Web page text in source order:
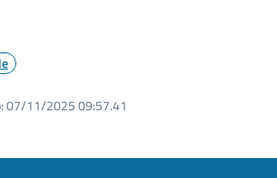
07/11/2025 09:57.41